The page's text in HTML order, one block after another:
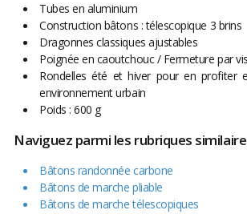
Tubes en aluminium
Construction bâtons : télescopique 3 brins
Dragonnes classiques ajustables
Poignée en caoutchouc / Fermeture par vis
Rondelles été et hiver pour en profiter
environnement urbain
Poids : 600 g
Naviguez parmi les rubriques
Bâtons randonnée carbone
Bâtons de marche pliable
Bâtons de marche télescopiques